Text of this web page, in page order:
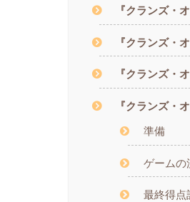
『クランズ・
『クランズ・
『クランズ・
『クランズ・
準備
ゲームの
最終得点